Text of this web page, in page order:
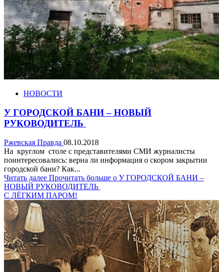
НОВОСТИ
У ГОРОДСКОЙ БАНИ – НОВЫЙ
РУКОВОДИТЕЛЬ
Ржевская Правда 08.10.2018
На круглом столе с представителями СМИ журналисты
поинтересовались: верна ли информация о скором закрытии
городской бани? Как...
Читать далее Прочитать больше о У ГОРОДСКОЙ БАНИ –
НОВЫЙ РУКОВОДИТЕЛЬ
С ЛЁГКИМ ПАРОМ!